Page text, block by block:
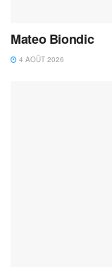
Mateo Biondic
4 AOÛT 2026